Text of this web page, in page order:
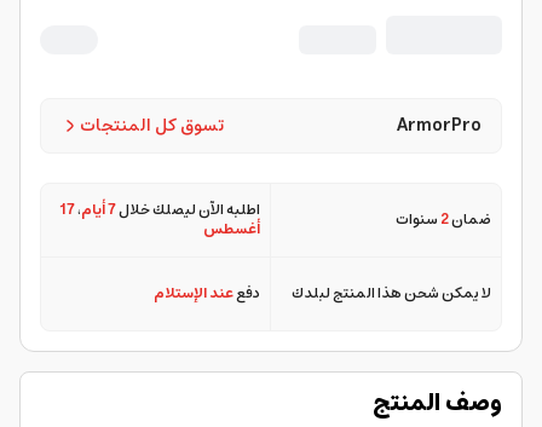
تسوق كل المنتجات ArmorPro
ضمان2سنوات اطلبه الآن ليصلك خلال7 أيام ،17
أغسطس
لا يمكن شحن هذا المنتج لبلدك دفععند الإستلام
وصف المنتج